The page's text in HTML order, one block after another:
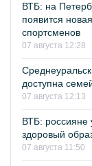
ВТБ: на
появится
спортсменов
07 августа 12:28
доступна
07 августа 12:13
ВТБ: россияне
здоровый
07 августа 11:50